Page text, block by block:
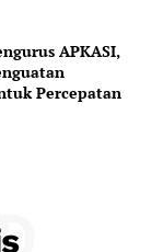
APKASI,
Percepatan